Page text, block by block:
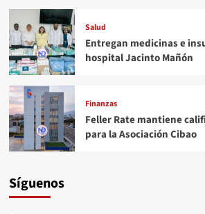
Salud
Entregan medicinas e
hospital Jacinto Mañón
Finanzas
Feller Rate mantiene
para la Asociación Cibao
Síguenos